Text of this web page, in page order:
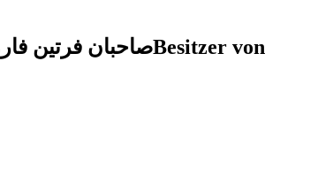
صاحبان فرتینBesitzer von